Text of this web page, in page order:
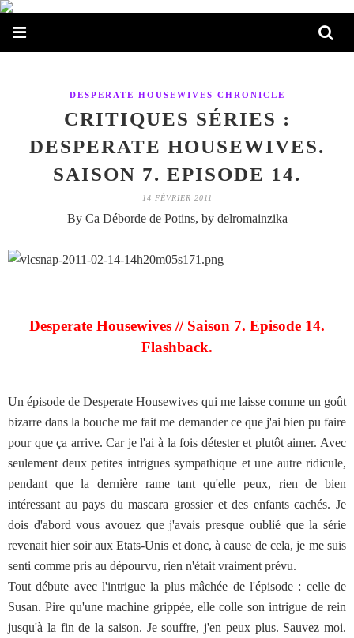
DESPERATE HOUSEWIVES CHRONICLE
CRITIQUES SÉRIES :
DESPERATE HOUSEWIVES.
SAISON 7. EPISODE 14.
14 FÉVRIER 2011
By Ca Déborde de Potins, by delromainzika
Desperate Housewives // Saison 7. Episode 14.
Flashback.
Un épisode de Desperate Housewives qui me laisse comme un goût
bizarre dans la bouche me fait me demander ce que j'ai bien pu faire
pour que ça arrive. Car je l'ai à la fois détester et plutôt aimer. Avec
seulement deux petites intrigues sympathique et une autre ridicule,
pendant que la dernière rame tant qu'elle peux, rien de bien
intéressant au pays du mascara grossier et des enfants cachés. Je
dois d'abord vous avouez que j'avais presque oublié que la série
revenait hier soir aux Etats-Unis et donc, à cause de cela, je me suis
senti comme pris au dépourvu, rien n'était vraiment prévu.
Tout débute avec l'intrigue la plus mâchée de l'épisode : celle de
Susan. Pire qu'une machine grippée, elle colle son intrigue de rein
jusqu'à la fin de la saison. Je souffre, j'en peux plus. Sauvez moi.